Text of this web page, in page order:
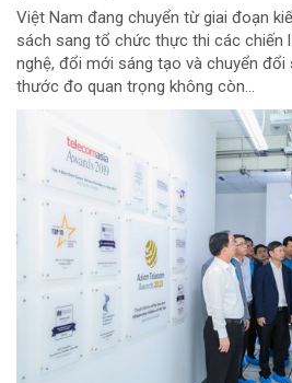
Việt Nam đang chuyển từ giai đoạn
sách sang tổ chức thực thi các chiến
nghệ, đổi mới sáng tạo và chuyển đổi
thước đo quan trọng không còn...